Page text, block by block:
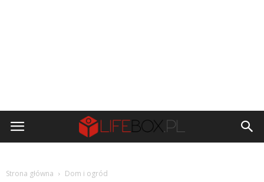
Strona główna Dom i ogród